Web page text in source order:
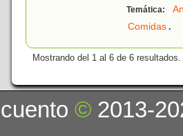
Temática:
Comidas.
Mostrando del 1 al 6 de 6 resultados.
cuento© 2013-